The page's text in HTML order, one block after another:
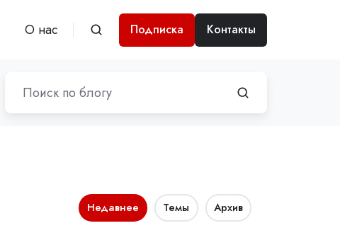
О нас Подписка Контакты
Недавнее Темы Архив